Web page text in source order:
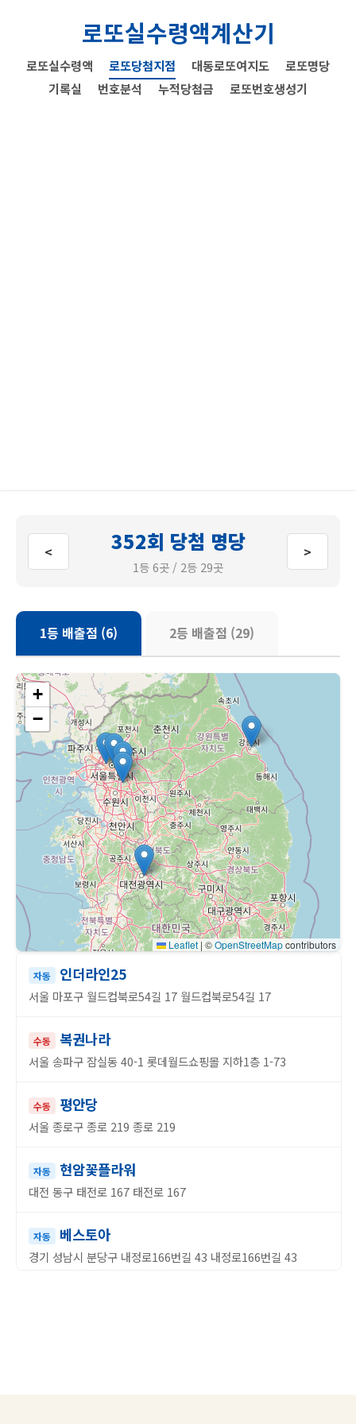
로또실수령액계산기
로또실수령액 로또당첨지점 대동로또여지도
로또명당
기록실
번호분석 누적당첨금 로또번호생성기
< 352회 당첨 명당
1등 6곳 / 2등 29곳
>
1등 배출점 (6) 2등 배출점 (29)
자동 인더라인25
서울 마포구 월드컵북로54길 17 월드컵북로54길 17
수동 복권나라
서울 송파구 잠실동 40-1 롯데월드쇼핑몰 지하1층 1-73
수동 평안당
서울 종로구 종로 219 종로 219
자동 현암꽃플라워
대전 동구 태전로 167 태전로 167
자동 베스토아
경기 성남시 분당구 내정로166번길 43 내정로166번길 43
+
−
Leaflet | ©OpenStreetMapcontributors